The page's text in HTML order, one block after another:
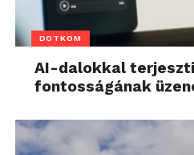
DOTKOM
AI-dalokkal
fontosságának